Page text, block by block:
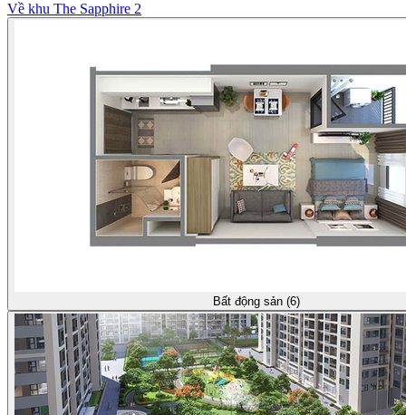
Về khu The Sapphire 2
Bất động sản (6)